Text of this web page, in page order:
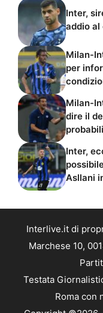
Inter,
addio al
Milan-
per
Milan-
dire il
Inter,
Asllani
Interlive.it di
Marchese 10,
Testata
Roma con